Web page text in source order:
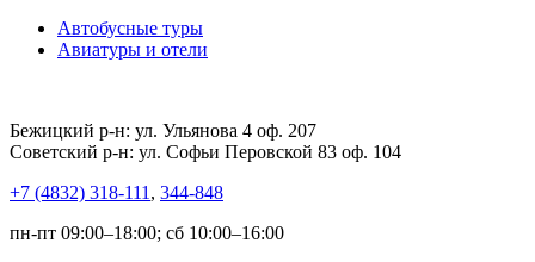
Автобусные туры
Авиатуры и отели
Бежицкий р-н: ул. Ульянова 4 оф. 207
Советский р-н: ул. Софьи Перовской 83 оф. 104
+7 (4832) 318-111 , 344-848
пн-пт 09:00–18:00; сб 10:00–16:00